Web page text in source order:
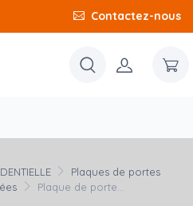
Contactez-nous
Plaques de portes
Plaque de porte...